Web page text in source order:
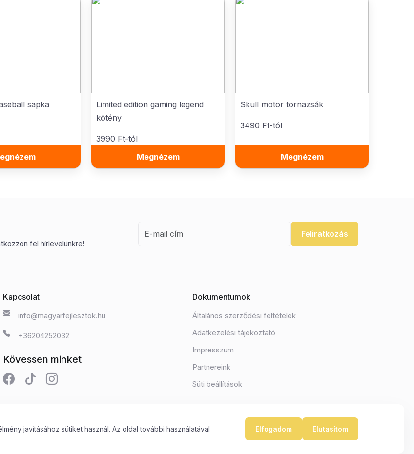
sapka
Limited edition gaming legend
kötény
3990 Ft-tól
Megnézem
Skull motor tornazsák
3490 Ft-tól
Megnézem
fel hírlevelünkre!
Feliratkozás
Kapcsolat
info@magyarfejlesztok.hu
+36204252032
Kövessen minket
Dokumentumok
Általános szerződési feltételek
Adatkezelési tájékoztató
Impresszum
Partnereink
Süti beállítások
javításához sütiket használ. Az oldal további használatával
Elfogadom Elutasítom